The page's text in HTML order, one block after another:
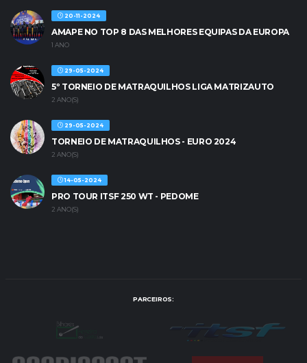
20-11-2024
AMAPE NO TOP 8 DAS MELHORES EQUIPAS DA EUROPA
1 ANO
29-05-2024
5º TORNEIO DE MATRAQUILHOS LIGA MATRIZAUTO
2 ANO(S)
29-05-2024
TORNEIO DE MATRAQUILHOS - EURO 2024
2 ANO(S)
14-05-2024
PRO TOUR ITSF 250 WT - PEDOME
2 ANO(S)
PARCEIROS: